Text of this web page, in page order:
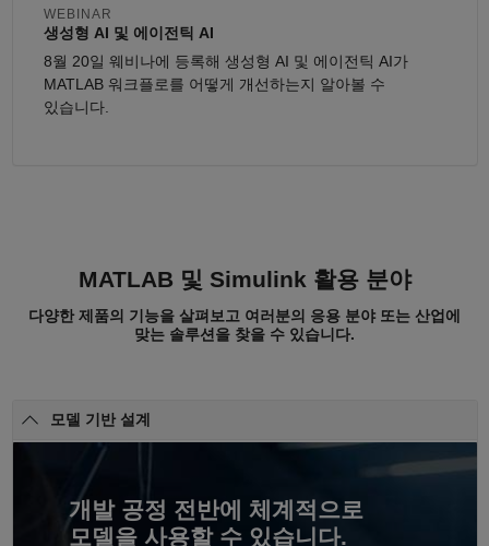
WEBINAR
생성형 AI 및 에이전틱 AI
8월 20일 웨비나에 등록해 생성형 AI 및 에이전틱 AI가
MATLAB 워크플로를 어떻게 개선하는지 알아볼 수
있습니다.
MATLAB 및 Simulink 활용 분야
다양한 제품의 기능을 살펴보고 여러분의 응용 분야 또는 산업에
맞는 솔루션을 찾을 수 있습니다.
모델 기반 설계
개발 공정 전반에 체계적으로
모델을 사용할 수 있습니다.